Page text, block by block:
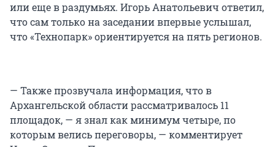
или еще в раздумьях. Игорь Анатольевич ответил,
что сам только на заседании впервые услышал,
что «Технопарк» ориентируется на пять регионов.
— Также прозвучала информация, что в
Архангельской области рассматривалось 11
площадок, — я знал как минимум четыре, по
которым велись переговоры, — комментирует